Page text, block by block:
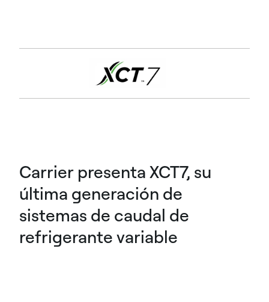
Carrier presenta XCT7, su
última generación de
sistemas de caudal de
refrigerante variable